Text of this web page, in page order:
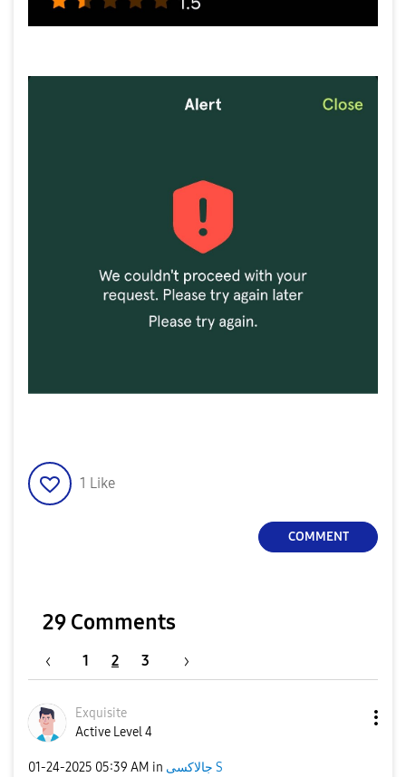
1 Like
COMMENT
29 Comments
1 2 3
Exquisite
Active Level 4
‎01-24-2025 05:39 AM in جالاكسى S